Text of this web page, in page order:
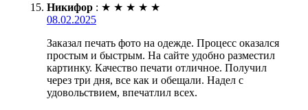
Никифор : ★ ★ ★ ★ ★
08.02.2025
Заказал печать фото на одежде. Процесс оказался
простым и быстрым. На сайте удобно разместил
картинку. Качество печати отличное. Получил
через три дня, все как и обещали. Надел с
удовольствием, впечатлил всех.